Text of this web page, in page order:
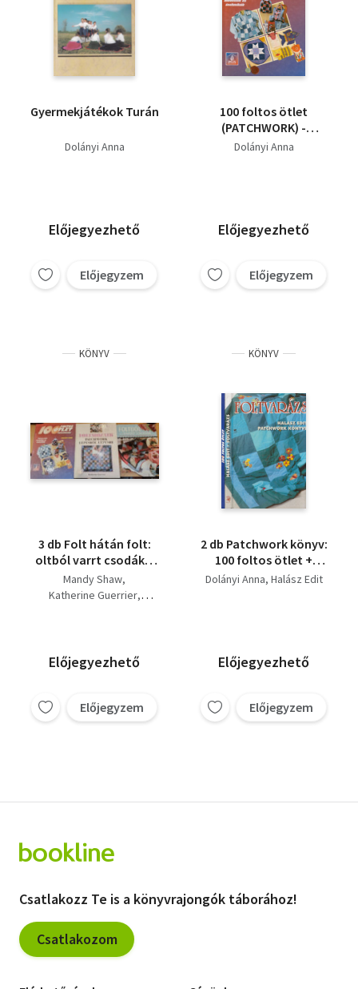
Gyermekjátékok Turán
Dolányi Anna
Előjegyezhető
Előjegyzem
100 foltos ötlet
(PATCHWORK) -
FOLTON-FOLT
Dolányi Anna
Előjegyezhető
Előjegyzem
KÖNYV
3 db Folt hátán folt:
oltból varrt csodák +
Foltmozaik:
Patchwork lépésről
Mandy Shaw
Katherine Guerrier
Előjegyezhető
Előjegyzem
KÖNYV
2 db Patchwork könyv:
100 foltos ötlet +
Foltvarázs
Dolányi Anna Halász Edit
Előjegyezhető
Előjegyzem
Csatlakozz Te is a könyvrajongók táborához!
Csatlakozom